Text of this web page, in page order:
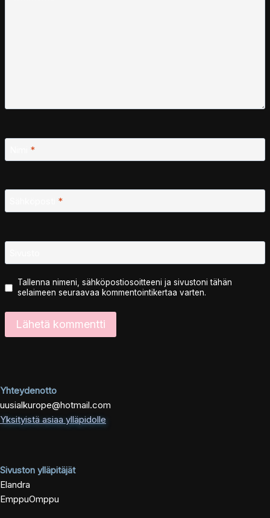
*
*
Tallenna nimeni, sähköpostiosoitteeni ja sivustoni tähän
selaimeen seuraavaa kommentointikertaa varten.
Yhteydenotto
uusialkurope@hotmail.com
Yksityistä asiaa ylläpidolle
Sivuston ylläpitäjät
Elandra
EmppuOmppu